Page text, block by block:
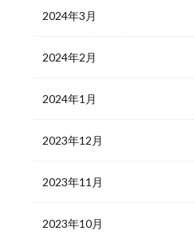
2024年3月
2024年2月
2024年1月
2023年12月
2023年11月
2023年10月